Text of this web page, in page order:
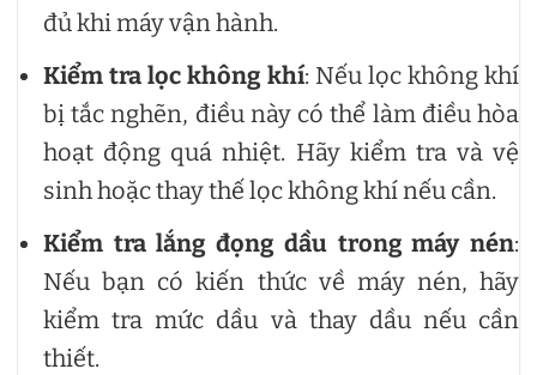
đủ khi máy vận hành.
Kiểm tra lọc không khí: Nếu lọc không khí
bị tắc nghẽn, điều này có thể làm điều hòa
hoạt động quá nhiệt. Hãy kiểm tra và vệ
sinh hoặc thay thế lọc không khí nếu cần.
Kiểm tra lắng đọng dầu trong máy nén:
Nếu bạn có kiến thức về máy nén, hãy
kiểm tra mức dầu và thay dầu nếu cần
thiết.